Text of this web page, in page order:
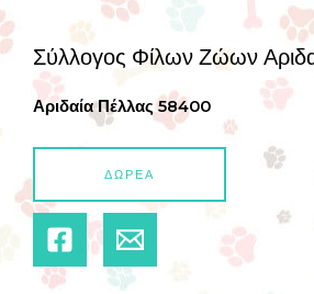
Σύλλογος Φίλων Ζώων
Αριδαία Πέλλας 58400
ΔΩΡΕΑ